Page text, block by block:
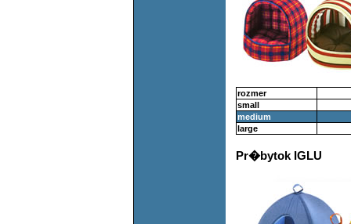
rozmer
small
medium
large
Pr�bytok IGLU